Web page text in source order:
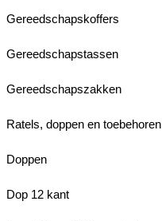
Gereedschapskoffers
Gereedschapstassen
Gereedschapszakken
Ratels, doppen en toebehoren
Doppen
Dop 12 kant